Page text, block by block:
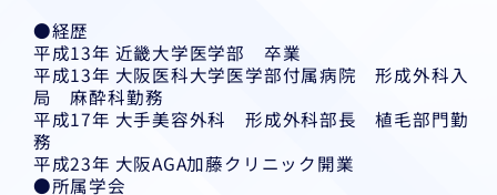
●経歴
平成13年 近畿大学医学部 卒業
平成13年 大阪医科大学医学部付属病院 形成外科入
局 麻酔科勤務
平成17年 大手美容外科 形成外科部長 植毛部門勤
務
平成23年 大阪AGA加藤クリニック開業
●所属学会